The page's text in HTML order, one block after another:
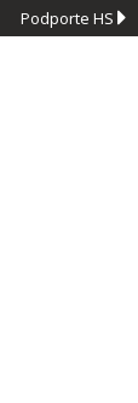
Podporte HS